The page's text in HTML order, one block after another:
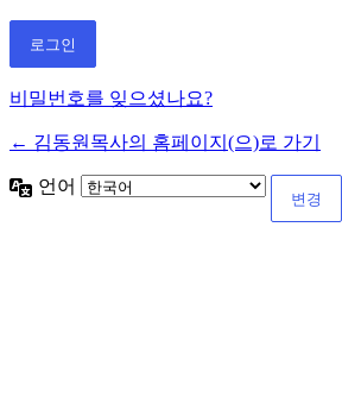
비밀번호를 잊으셨나요?
← 김동원목사의 홈페이지(으)로 가기
언어